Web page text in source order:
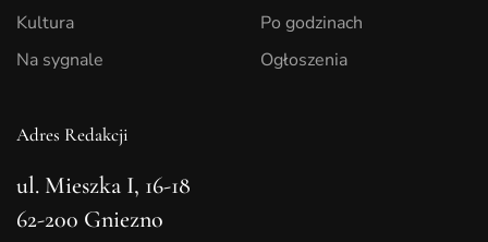
Kultura
Na sygnale
Po godzinach
Ogłoszenia
Adres Redakcji
ul. Mieszka I, 16-18
62-200 Gniezno